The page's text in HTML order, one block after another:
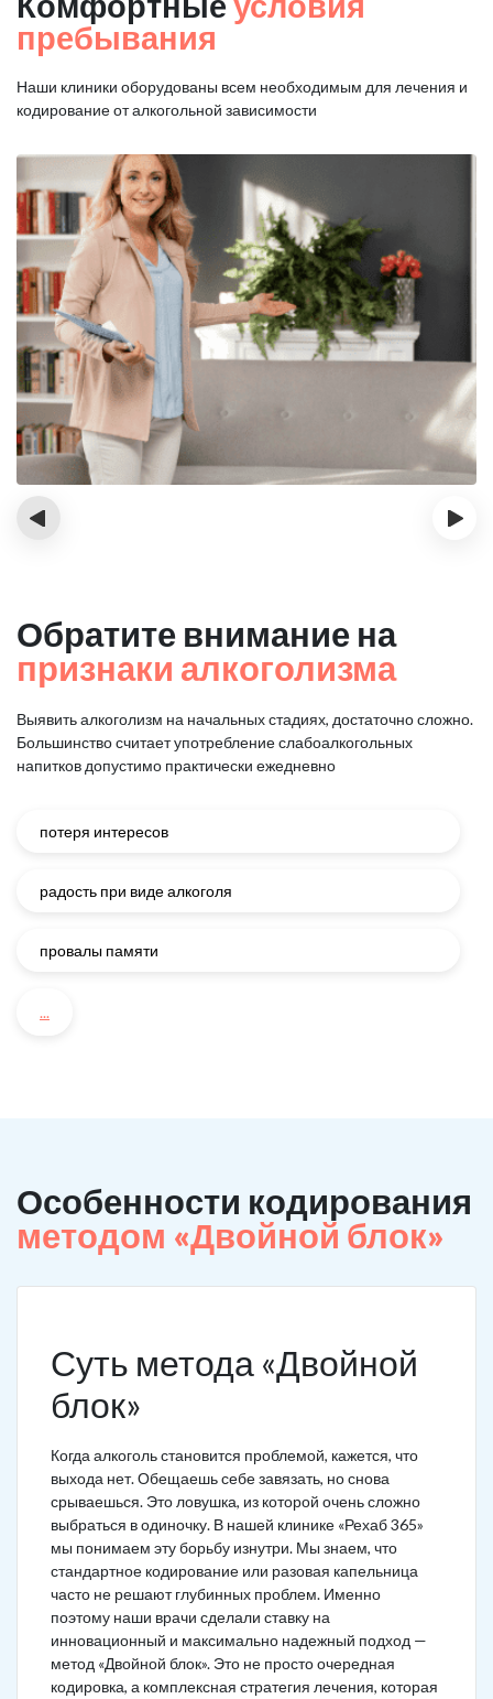
пребывания
Наши клиники оборудованы всем необходимым для лечения и
кодирование от алкогольной зависимости
‹ ›
Обратите внимание на
признаки алкоголизма
Выявить алкоголизм на начальных стадиях, достаточно сложно.
Большинство считает употребление слабоалкогольных
напитков допустимо практически ежедневно
потеря интересов
радость при виде алкоголя
провалы памяти
...
Особенности кодирования
методом «Двойной блок»
Суть метода «Двойной
блок»
Когда алкоголь становится проблемой, кажется, что
выхода нет. Обещаешь себе завязать, но снова
срываешься. Это ловушка, из которой очень сложно
выбраться в одиночку. В нашей клинике «Рехаб 365»
мы понимаем эту борьбу изнутри. Мы знаем, что
стандартное кодирование или разовая капельница
часто не решают глубинных проблем. Именно
поэтому наши врачи сделали ставку на
инновационный и максимально надежный подход —
метод «Двойной блок». Это не просто очередная
кодировка, а комплексная стратегия лечения, которая